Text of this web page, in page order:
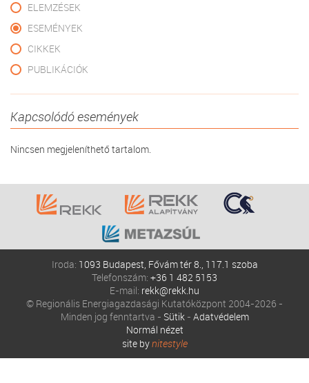
ELEMZÉSEK
ESEMÉNYEK
CIKKEK
PUBLIKÁCIÓK
Kapcsolódó események
Nincsen megjeleníthető tartalom.
Iroda: 1093 Budapest, Fővám tér 8., 117.1 szoba
Telefonszám: +36 1 482 5153
E-mail: rekk@rekk.hu
© Regionális Energiagazdasági Kutatóközpont 2004-2026 -
Minden jog fenntartva - Sütik- Adatvédelem
Normál nézet
site bynitestyle